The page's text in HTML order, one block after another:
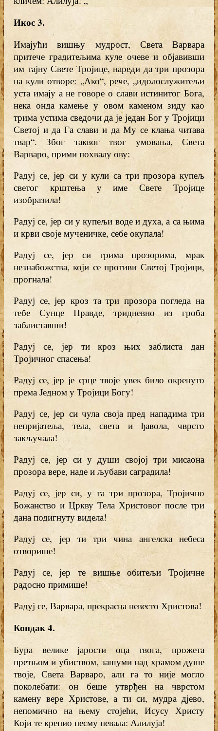
Икос 3.
Имајући вишњу мудрост, Света Варвара
притече градитељима куле очеве и објавивши
им тајну Свете Тројице, нареди да три прозора
на кули отворе: „Ако“, рече, „идолослужитељи
уста имају а не говоре о слави истинитог Бога,
нека онда камење у овом каменом зиду као
трима устима сведочи да је један Бог у Тројици
Светој и да Га слави и да Му се клања читава
твар“. Због таквог твог умовања, Света
Варваро, прими похвалу ову:
Радуј се, јер си у кули са три прозора купељ
светог крштења у име Свете Тројице
изобразила!
Радуј се, јер си у купељи воде и духа, а са њима
и крви своје мученичке, себе окупала!
Радуј се, јер си трима прозорима, мрак
незнабожства, који се противи Светој Тројици,
прогнала!
Радуј се, јер кроз та три прозора погледа на
тебе Сунце Правде, тридневно из гроба
заблиставши!
Радуј се, јер ти кроз њих заблиста дан
Тројичног спасења!
Радуј се, јер је срце твоје увек било окренуто
према Једном у Тројици Богу!
Радуј се, јер си чула своја пред нападима три
непријатеља, тела, света и ђавола, чврсто
закључала!
Радуј се, јер си у души својој три мисаона
прозора вере, наде и љубави саградила!
Радуј се, јер си, у та три прозора, Тројично
Божанство и Цркву Тела Христовог после три
дана подигнуту видела!
Радуј се, јер ти три чина ангелска небеса
отворише!
Радуј се, јер те вишње обитељи Тројичне
радосно примише!
Радуј се, Варвара, прекрасна невесто Христова!
Кондак 4.
Бура велике јарости оца твога, прожета
претњом и убиством, зашуми над храмом душе
твоје, Света Варваро, али га то није могло
поколебати: он беше утврђен на чврстом
камену вере Христове, а ти си, мудра дјево,
непомично на њему стојећи, Исусу Христу
Који те крепио песму певала: Алилуја!